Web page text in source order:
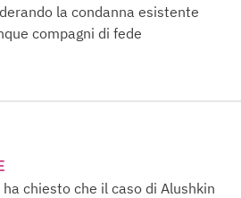
la condanna esistente
compagni di fede
chiesto che il caso di Alushkin